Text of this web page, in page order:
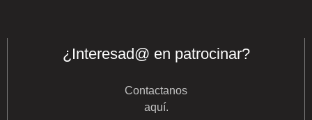
¿Interesad@ en patrocinar?
Contactanos
aquí.